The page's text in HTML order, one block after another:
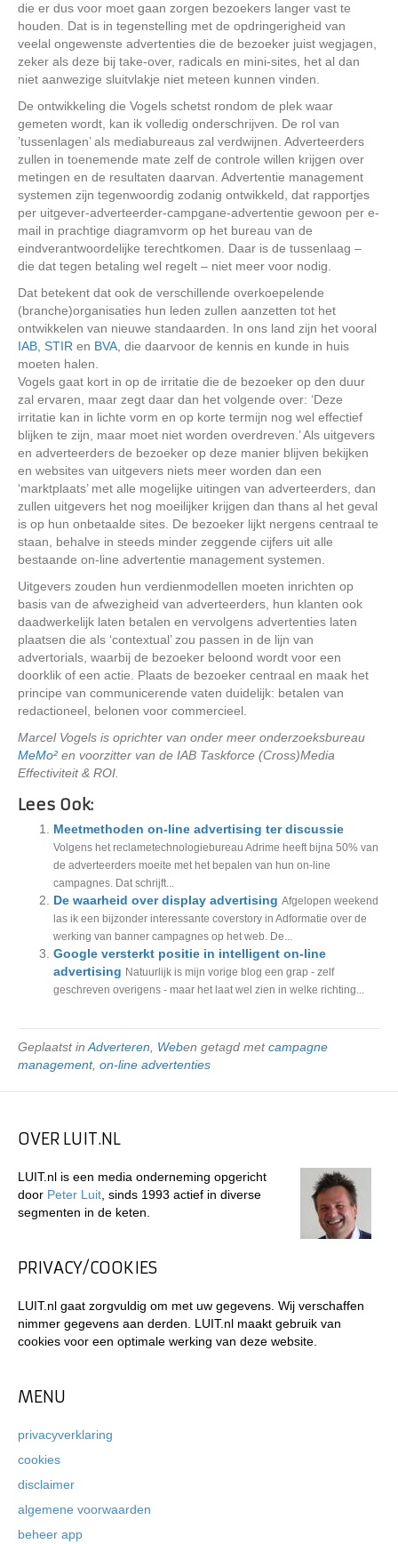
die er dus voor moet gaan zorgen bezoekers langer vast te
houden. Dat is in tegenstelling met de opdringerigheid van
veelal ongewenste advertenties die de bezoeker juist wegjagen,
zeker als deze bij take-over, radicals en mini-sites, het al dan
niet aanwezige sluitvlakje niet meteen kunnen vinden.
De ontwikkeling die Vogels schetst rondom de plek waar
gemeten wordt, kan ik volledig onderschrijven. De rol van
’tussenlagen’ als mediabureaus zal verdwijnen. Adverteerders
zullen in toenemende mate zelf de controle willen krijgen over
metingen en de resultaten daarvan. Advertentie management
systemen zijn tegenwoordig zodanig ontwikkeld, dat rapportjes
per uitgever-adverteerder-campgane-advertentie gewoon per e-
mail in prachtige diagramvorm op het bureau van de
eindverantwoordelijke terechtkomen. Daar is de tussenlaag –
die dat tegen betaling wel regelt – niet meer voor nodig.
Dat betekent dat ook de verschillende overkoepelende
(branche)organisaties hun leden zullen aanzetten tot het
ontwikkelen van nieuwe standaarden. In ons land zijn het vooral
IAB STIR en BVA , die daarvoor de kennis en kunde in huis
moeten halen.
Vogels gaat kort in op de irritatie die de bezoeker op den duur
zal ervaren, maar zegt daar dan het volgende over: ‘Deze
irritatie kan in lichte vorm en op korte termijn nog wel effectief
blijken te zijn, maar moet niet worden overdreven.’ Als uitgevers
en adverteerders de bezoeker op deze manier blijven bekijken
en websites van uitgevers niets meer worden dan een
‘marktplaats’ met alle mogelijke uitingen van adverteerders, dan
zullen uitgevers het nog moeilijker krijgen dan thans al het geval
is op hun onbetaalde sites. De bezoeker lijkt nergens centraal te
staan, behalve in steeds minder zeggende cijfers uit alle
bestaande on-line advertentie management systemen.
Uitgevers zouden hun verdienmodellen moeten inrichten op
basis van de afwezigheid van adverteerders, hun klanten ook
daadwerkelijk laten betalen en vervolgens advertenties laten
plaatsen die als ‘contextual’ zou passen in de lijn van
advertorials, waarbij de bezoeker beloond wordt voor een
doorklik of een actie. Plaats de bezoeker centraal en maak het
principe van communicerende vaten duidelijk: betalen van
redactioneel, belonen voor commercieel.
Marcel Vogels is oprichter van onder meer onderzoeksbureau
MeMo² en voorzitter van de IAB Taskforce (Cross)Media
Effectiviteit & ROI.
Lees Ook:
Meetmethoden on-line advertising ter discussie
Volgens het reclametechnologiebureau Adrime heeft bijna 50% van
de adverteerders moeite met het bepalen van hun on-line
campagnes. Dat schrijft...
De waarheid over display advertising Afgelopen weekend
las ik een bijzonder interessante coverstory in Adformatie over de
werking van banner campagnes op het web. De...
Google versterkt positie in intelligent on-line
advertising Natuurlijk is mijn vorige blog een grap - zelf
geschreven overigens - maar het laat wel zien in welke richting...
Geplaatst in Adverteren Weben getagd metcampagne
management, on-line advertenties
OVER LUIT.NL
LUIT.nl is een media onderneming opgericht
door Peter Luit , sinds 1993 actief in diverse
segmenten in de keten.
PRIVACY/COOKIES
LUIT.nl gaat zorgvuldig om met uw gegevens. Wij verschaffen
nimmer gegevens aan derden. LUIT.nl maakt gebruik van
cookies voor een optimale werking van deze website.
MENU
privacyverklaring
cookies
disclaimer
algemene voorwaarden
beheer app